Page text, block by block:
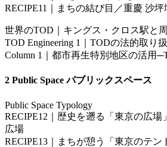
RECIPE11｜まちの結び目／重慶 沙
世界のTOD｜キングス・クロス駅と
TOD Engineering 1｜TODの法的取り
Column 1｜都市再生特別地区の活用
2 Public Space パブリックスペース
Public Space Typology
RECIPE12｜歴史を遡る「東京の広
広場
RECIPE13｜まちが憩う「東京のテン